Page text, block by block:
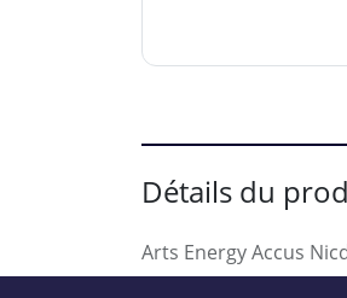
Détails du
Arts Energy Accus